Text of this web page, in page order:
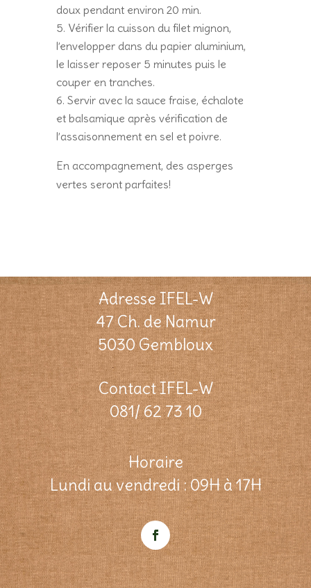
doux pendant environ 20 min.
Vérifier la cuisson du filet mignon,
l’envelopper dans du papier aluminium,
le laisser reposer 5 minutes puis le
couper en tranches.
Servir avec la sauce fraise, échalote
et balsamique après vérification de
l’assaisonnement en sel et poivre.
En accompagnement, des asperges
vertes seront parfaites!
Adresse IFEL-W
47 Ch. de Namur
5030 Gembloux
Contact IFEL-W
081/ 62 73 10
Horaire
Lundi au vendredi : 09H à 17H